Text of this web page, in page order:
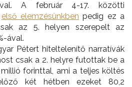
A február 4-17. közötti
első elemzésünkben pedig ez a
az 5. helyen szerepelt az
ával.
Pétert hiteltelenítő narratívák
csak a 2. helyre futottak be a
forinttal, ami a teljes költés
két hétben ezeket 80,2